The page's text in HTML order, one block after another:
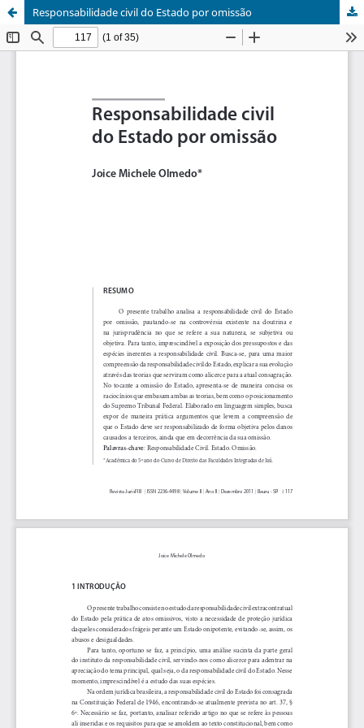
Responsabilidade civil do Estado por omissão